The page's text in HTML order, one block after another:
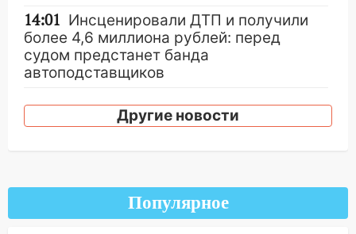
14:01 Инсценировали ДТП и получили
более 4,6 миллиона рублей: перед
судом предстанет банда
автоподставщиков
13:36 В Инзе произошел крупный пожар
13:00 В суде защитили репутацию
животными
Миллион на «льготниках»: в
Другие новости
Популярное